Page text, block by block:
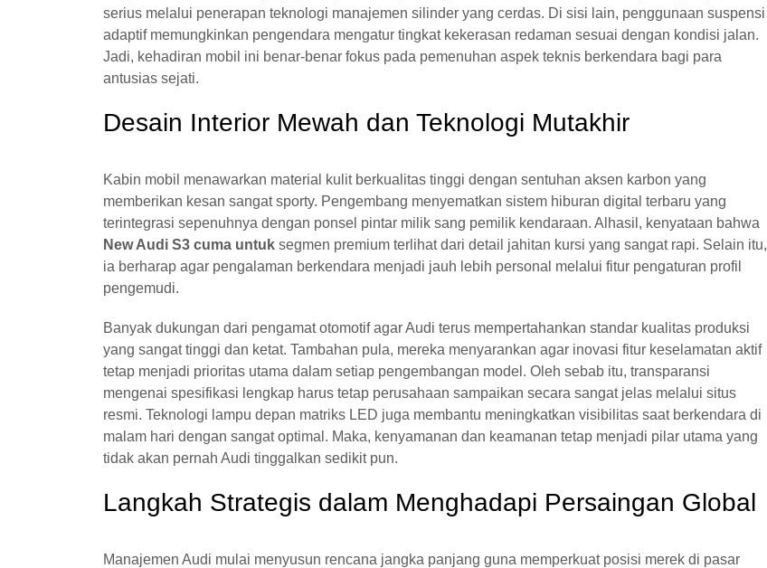
serius melalui penerapan teknologi manajemen silinder yang cerdas. Di sisi lain, penggunaan suspensi
adaptif memungkinkan pengendara mengatur tingkat kekerasan redaman sesuai dengan kondisi jalan.
Jadi, kehadiran mobil ini benar-benar fokus pada pemenuhan aspek teknis berkendara bagi para
antusias sejati.
Desain Interior Mewah dan Teknologi Mutakhir
Kabin mobil menawarkan material kulit berkualitas tinggi dengan sentuhan aksen karbon yang
memberikan kesan sangat sporty. Pengembang menyematkan sistem hiburan digital terbaru yang
terintegrasi sepenuhnya dengan ponsel pintar milik sang pemilik kendaraan. Alhasil, kenyataan bahwa
New Audi S3 cuma untuk segmen premium terlihat dari detail jahitan kursi yang sangat rapi. Selain itu,
ia berharap agar pengalaman berkendara menjadi jauh lebih personal melalui fitur pengaturan profil
pengemudi.
Banyak dukungan dari pengamat otomotif agar Audi terus mempertahankan standar kualitas produksi
yang sangat tinggi dan ketat. Tambahan pula, mereka menyarankan agar inovasi fitur keselamatan aktif
tetap menjadi prioritas utama dalam setiap pengembangan model. Oleh sebab itu, transparansi
mengenai spesifikasi lengkap harus tetap perusahaan sampaikan secara sangat jelas melalui situs
resmi. Teknologi lampu depan matriks LED juga membantu meningkatkan visibilitas saat berkendara di
malam hari dengan sangat optimal. Maka, kenyamanan dan keamanan tetap menjadi pilar utama yang
tidak akan pernah Audi tinggalkan sedikit pun.
Langkah Strategis dalam Menghadapi Persaingan Global
Manajemen Audi mulai menyusun rencana jangka panjang guna memperkuat posisi merek di pasar